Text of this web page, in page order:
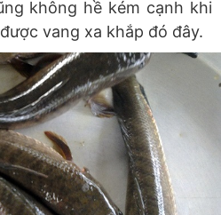
không hề kém cạnh khi
vang xa khắp đó đây.